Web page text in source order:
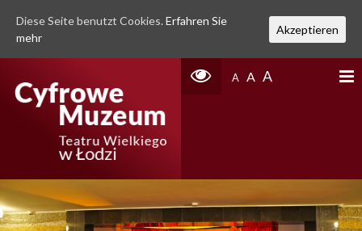
A A A
Diese Seite benutzt Cookies. Erfahren Sie
mehr
Akzeptieren